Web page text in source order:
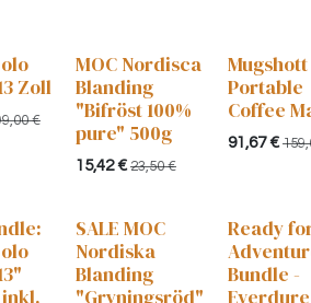
Zoll
€
MOC Nordisca
Blanding
"Bifröst 100%
pure" 500g
15,42€ 23,50€
Mugshott
Portable
Coffee
91,67€
SALE MOC
Nordiska
Blanding
"Gryningsröd"
Ready
Bundle -